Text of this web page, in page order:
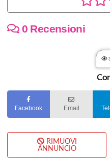
0 Recensioni
Facebook Email
RIMUOVI
ANNUNCIO